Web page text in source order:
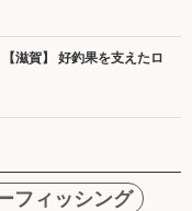
滋賀】 好釣果を支えたロ
フィッシング